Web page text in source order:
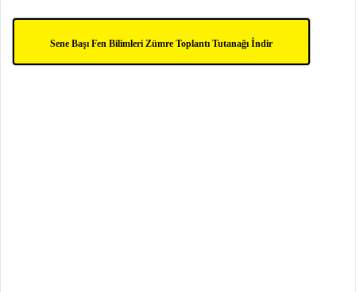
Sene Başı Fen Bilimleri Zümre Toplantı Tutanağı İndir